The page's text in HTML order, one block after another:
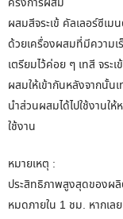
ผสมสีจระเข้ คัลเลอร์ซีเ
ด้วยเครื่องผสมที่มีความเ
เตรียมไว้ค่อย ๆ เทสี จระ
ผสมให้เข้ากันหลังจากนั้น
นำส่วนผสมได้ไปใช้งานใ
ใช้งาน
หมายเหตุ :
ประสิทธิภาพสูงสุดของผ
หมดภายใน 1 ชม. หากเล